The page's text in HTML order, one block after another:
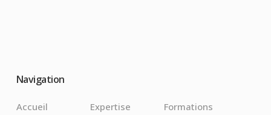
Navigation
Accueil Expertise Formations